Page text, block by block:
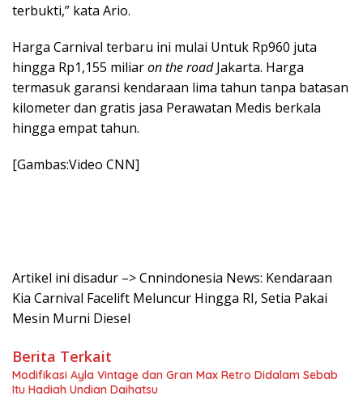
terbukti,” kata Ario.
Harga Carnival terbaru ini mulai Untuk Rp960 juta
hingga Rp1,155 miliaron the roadJakarta. Harga
termasuk garansi kendaraan lima tahun tanpa batasan
kilometer dan gratis jasa Perawatan Medis berkala
hingga empat tahun.
[Gambas:Video CNN]
Artikel ini disadur –> Cnnindonesia News: Kendaraan
Kia Carnival Facelift Meluncur Hingga RI, Setia Pakai
Mesin Murni Diesel
Berita Terkait
Modifikasi Ayla Vintage dan Gran Max Retro Didalam Sebab
Itu Hadiah Undian Daihatsu